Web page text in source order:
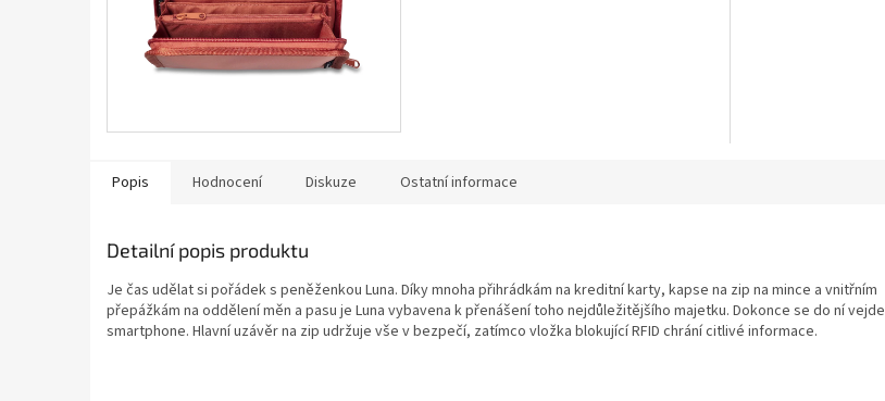
Popis Hodnocení Diskuze Ostatní informace
Detailní popis produktu
Je čas udělat si pořádek s peněženkou Luna. Díky mnoha přihrádkám na kreditní karty, kapse na zip na mince a vnitřním
přepážkám na oddělení měn a pasu je Luna vybavena k přenášení toho nejdůležitějšího majetku. Dokonce se do ní vejde
smartphone. Hlavní uzávěr na zip udržuje vše v bezpečí, zatímco vložka blokující RFID chrání citlivé informace.